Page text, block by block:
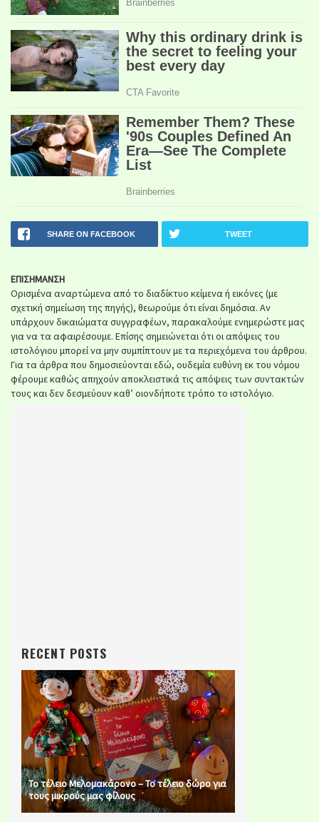
SHARE ON FACEBOOK TWEET
ΕΠΙΣΗΜΑΝΣΗ
Ορισμένα αναρτώμενα από το διαδίκτυο κείμενα ή εικόνες (με
σχετική σημείωση της πηγής), θεωρούμε ότι είναι δημόσια. Αν
υπάρχουν δικαιώματα συγγραφέων, παρακαλούμε ενημερώστε μας
για να τα αφαιρέσουμε. Επίσης σημειώνεται ότι οι απόψεις του
ιστολόγιου μπορεί να μην συμπίπτουν με τα περιεχόμενα του άρθρου.
Για τα άρθρα που δημοσιεύονται εδώ, ουδεμία ευθύνη εκ του νόμου
φέρουμε καθώς απηχούν αποκλειστικά τις απόψεις των συντακτών
τους και δεν δεσμεύουν καθ’ οιονδήποτε τρόπο το ιστολόγιο.
RECENT POSTS
Το τέλειο Μελομακάρονο – Το τέλειο δώρο για
τους μικρούς μας φίλους